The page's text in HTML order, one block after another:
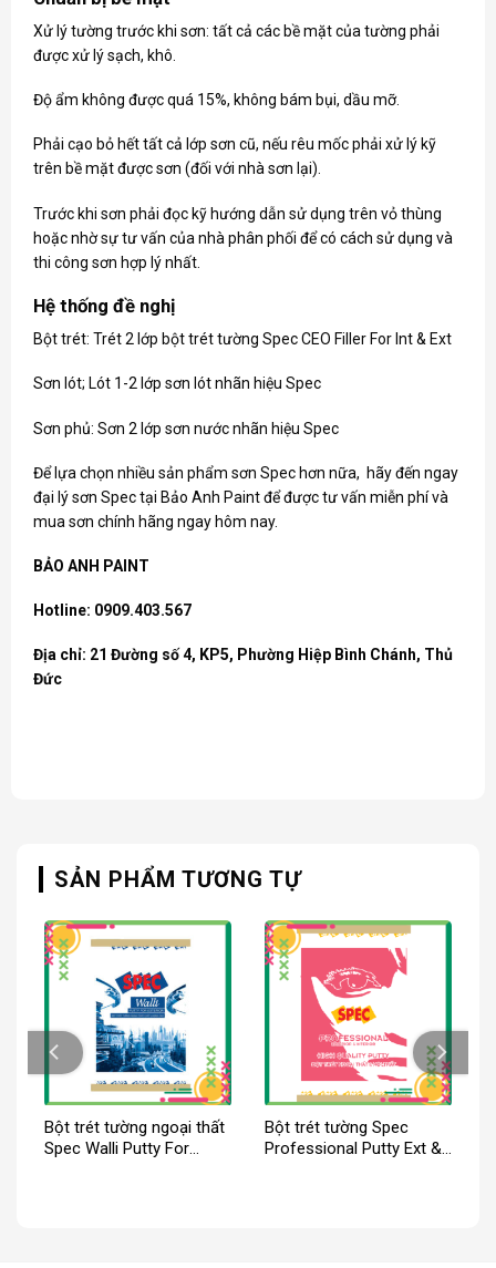
Xử lý tường trước khi sơn: tất cả các bề mặt của tường phải
được xử lý sạch, khô.
Độ ẩm không được quá 15%, không bám bụi, dầu mỡ.
Phải cạo bỏ hết tất cả lớp sơn cũ, nếu rêu mốc phải xử lý kỹ
trên bề mặt được sơn (đối với nhà sơn lại).
Trước khi sơn phải đọc kỹ hướng dẫn sử dụng trên vỏ thùng
hoặc nhờ sự tư vấn của nhà phân phối để có cách sử dụng và
thi công sơn hợp lý nhất.
Hệ thống đề nghị
Bột trét: Trét 2 lớp bột trét tường Spec CEO Filler For Int & Ext
Sơn lót; Lót 1-2 lớp sơn lót nhãn hiệu Spec
Sơn phủ: Sơn 2 lớp sơn nước nhãn hiệu Spec
Để lựa chọn nhiều sản phẩm sơn Spechơn nữa, hãy đến ngay
đại lý sơn Spec tại Bảo Anh Paint để được tư vấn miễn phí và
mua sơn chính hãng ngay hôm nay.
BẢO ANH PAINT
Hotline: 0909.403.567
Địa chỉ: 21 Đường số 4, KP5, Phường Hiệp Bình Chánh, Thủ
Đức
SẢN PHẨM TƯƠNG TỰ
Bột trét tường ngoại thất
Spec Walli Putty For
Bột trét tường Spec
Professional Putty Ext &